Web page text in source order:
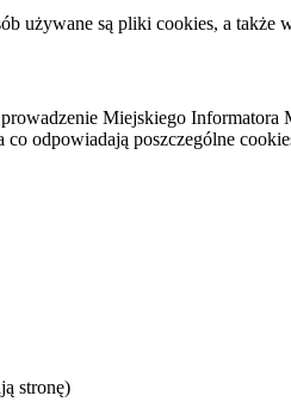
używane są pliki cookies, a
Miejskiego
co odpowiadają poszczególne
stronę)